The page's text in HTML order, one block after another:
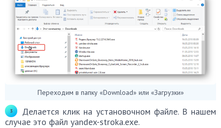
Переходим в папку «Download» или «Загрузки»
Делается клик на установочном файле. В нашем
случае это файл yandex-stroka.exe.